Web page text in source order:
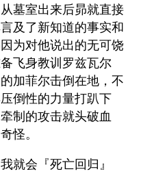
墓室出来后昴就直接
及了新知道的事实和
为对他说出的无可饶
飞身教训罗兹瓦尔
加菲尔击倒在地，不
倒性的力量打趴下
制的攻击就头破血
怪。
就会『死亡回归』